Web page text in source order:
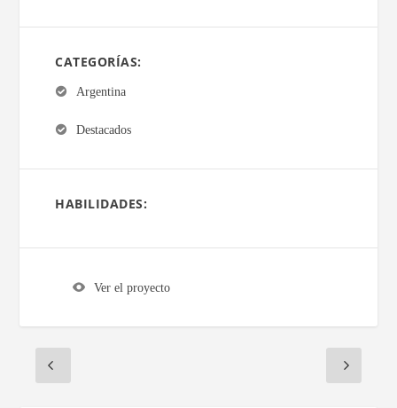
CATEGORÍAS:
Argentina
Destacados
HABILIDADES:
Ver el proyecto